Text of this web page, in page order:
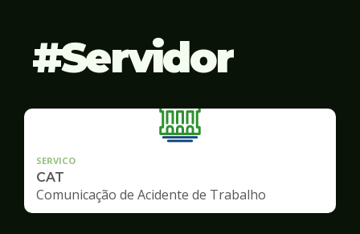
Servidor
SERVICO
CAT
Comunicação de Acidente de Trabalho